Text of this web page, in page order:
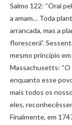
Salmo 122: “Orai
a amam… Toda
arrancada, mas a
florescerá”.
mesmo princípio
Massachusetts: “O
enquanto esse
mais todos os
eles,
Finalmente, em